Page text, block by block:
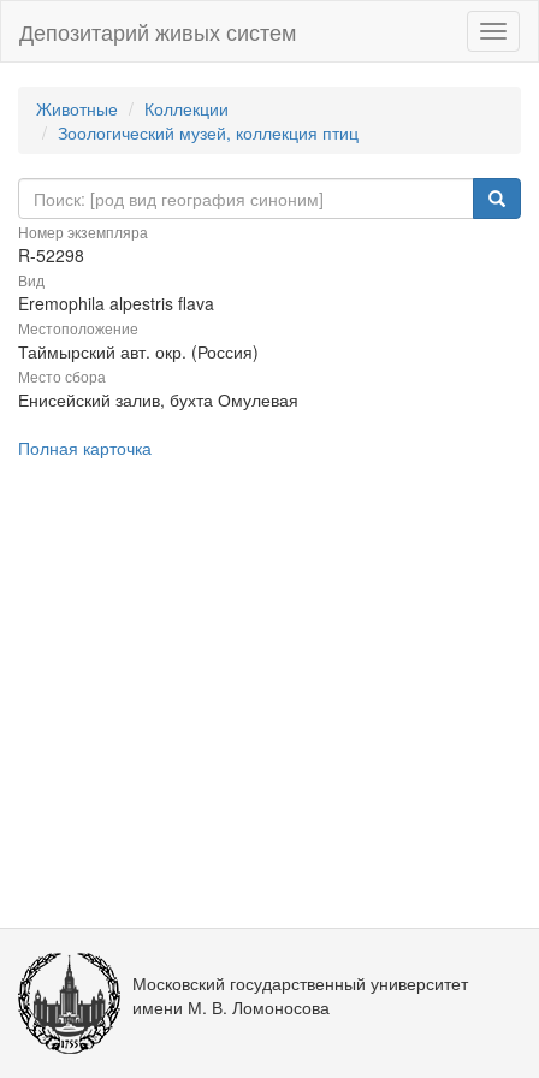
Депозитарий живых систем
Животные
Коллекции
Зоологический музей, коллекция птиц
Номер экземпляра
R-52298
Вид
Eremophila alpestris flava
Местоположение
Таймырский авт. окр. (Россия)
Место сбора
Енисейский залив, бухта Омулевая
Полная карточка
Московский государственный университет
имени М. В. Ломоносова